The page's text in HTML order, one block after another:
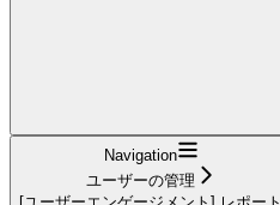
Navigation
ユーザーの管理